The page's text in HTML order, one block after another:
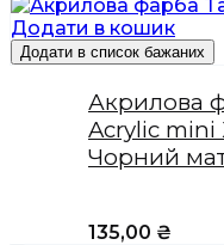
Додати в кошик
Додати в список бажаних
Акрилова
Acrylic mini
Чорний
135,00 ₴